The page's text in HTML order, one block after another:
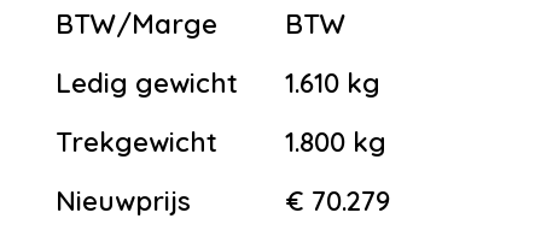
BTW/Marge
BTW
Ledig gewicht
1.610 kg
Trekgewicht
1.800 kg
Nieuwprijs
€ 70.279